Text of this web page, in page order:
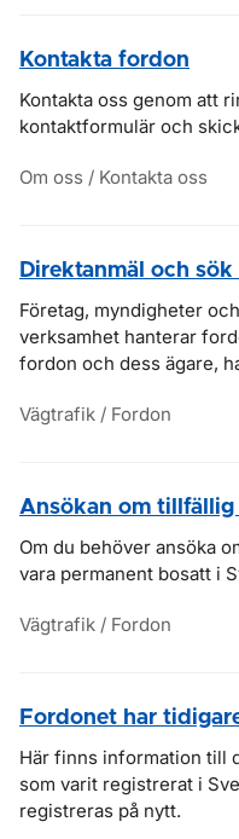
Kontakta fordon
Kontakta oss genom att
kontaktformulär och
Om oss / Kontakta oss
Direktanmäl och
Företag, myndigheter
verksamhet hanterar
fordon och dess ägare,
Vägtrafik / Fordon
Ansökan om tillfällig
Om du behöver ansöka
vara permanent bosatt i
Vägtrafik / Fordon
Fordonet har
Här finns information till
som varit registrerat i
registreras på nytt.